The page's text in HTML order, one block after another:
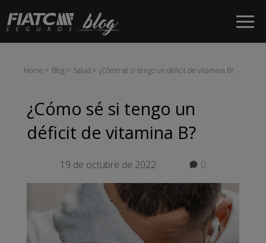
Saltar al contenido principal
Home Blog Salud ¿Cómo sé si tengo un déficit de vitamina B?
¿Cómo sé si tengo un
déficit de vitamina B?
19 de octubre de 2022 0